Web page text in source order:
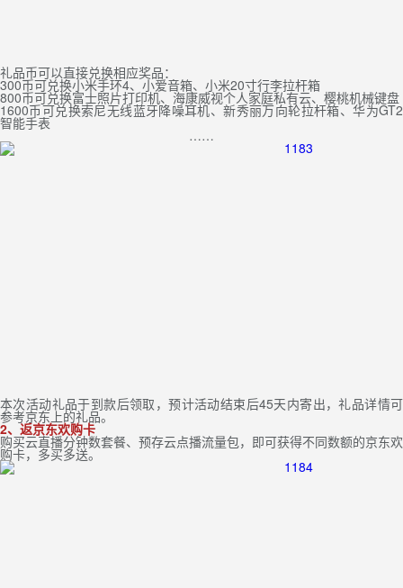
礼品币可以直接兑换相应奖品：
300币可兑换小米手环4、小爱音箱、小米20寸行李拉杆箱
800币可兑换富士照片打印机、海康威视个人家庭私有云、樱桃机械键盘
1600币可兑换索尼无线蓝牙降噪耳机、新秀丽万向轮拉杆箱、华为GT2
智能手表
……
本次活动礼品于到款后领取，预计活动结束后45天内寄出，礼品详情可
参考京东上的礼品。
2、返京东欢购卡
购买云直播分钟数套餐、预存云点播流量包，即可获得不同数额的京东欢
购卡，多买多送。